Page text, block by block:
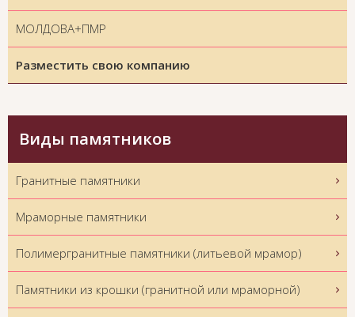
МОЛДОВА+ПМР
Разместить свою компанию
Виды памятников
Гранитные памятники
Мраморные памятники
Полимергранитные памятники (литьевой мрамор)
Памятники из крошки (гранитной или мраморной)